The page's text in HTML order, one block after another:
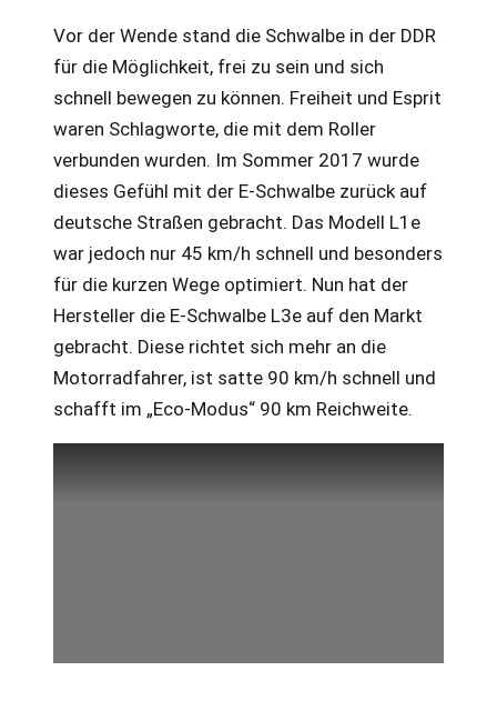
Vor der Wende stand die Schwalbe in der DDR
für die Möglichkeit, frei zu sein und sich
schnell bewegen zu können. Freiheit und Esprit
waren Schlagworte, die mit dem Roller
verbunden wurden. Im Sommer 2017 wurde
dieses Gefühl mit der E-Schwalbe zurück auf
deutsche Straßen gebracht. Das Modell L1e
war jedoch nur 45 km/h schnell und besonders
für die kurzen Wege optimiert. Nun hat der
Hersteller die E-Schwalbe L3e auf den Markt
gebracht. Diese richtet sich mehr an die
Motorradfahrer, ist satte 90 km/h schnell und
schafft im „Eco-Modus“ 90 km Reichweite.